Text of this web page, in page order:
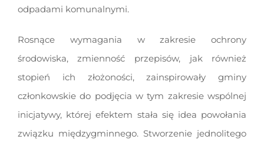
odpadami komunalnymi.
Rosnące wymagania w zakresie ochrony
środowiska, zmienność przepisów, jak również
stopień ich złożoności, zainspirowały gminy
członkowskie do podjęcia w tym zakresie wspólnej
inicjatywy, której efektem stała się idea powołania
związku międzygminnego. Stworzenie jednolitego